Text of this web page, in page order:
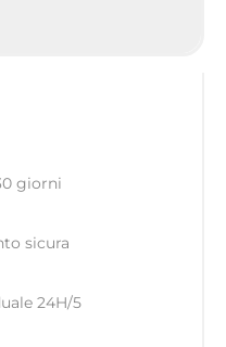
giorni
sicura
24H/5